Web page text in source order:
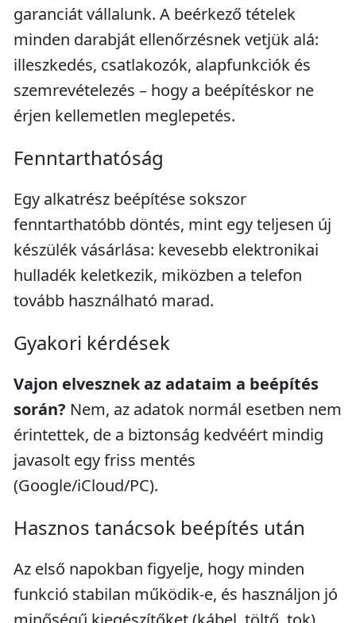
garanciát vállalunk. A beérkező tételek
minden darabját ellenőrzésnek vetjük alá:
illeszkedés, csatlakozók, alapfunkciók és
szemrevételezés – hogy a beépítéskor ne
érjen kellemetlen meglepetés.
Fenntarthatóság
Egy alkatrész beépítése sokszor
fenntarthatóbb döntés, mint egy teljesen új
készülék vásárlása: kevesebb elektronikai
hulladék keletkezik, miközben a telefon
tovább használható marad.
Gyakori kérdések
Vajon elvesznek az adataim a beépítés
során? Nem, az adatok normál esetben nem
érintettek, de a biztonság kedvéért mindig
javasolt egy friss mentés
(Google/iCloud/PC).
Hasznos tanácsok beépítés után
Az első napokban figyelje, hogy minden
funkció stabilan működik-e, és használjon jó